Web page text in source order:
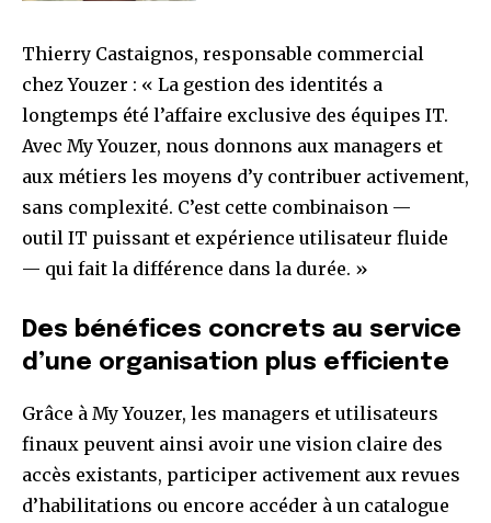
Thierry Castaignos, responsable commercial
chez Youzer : « La gestion des identités a
longtemps été l’affaire exclusive des équipes IT.
Avec My Youzer, nous donnons aux managers et
aux métiers les moyens d’y contribuer activement,
sans complexité. C’est cette combinaison —
outil IT puissant et expérience utilisateur fluide
— qui fait la différence dans la durée. »
Des bénéfices concrets au service
d’une organisation plus efficiente
Grâce à My Youzer, les managers et utilisateurs
finaux peuvent ainsi avoir une vision claire des
accès existants, participer activement aux revues
d’habilitations ou encore accéder à un catalogue